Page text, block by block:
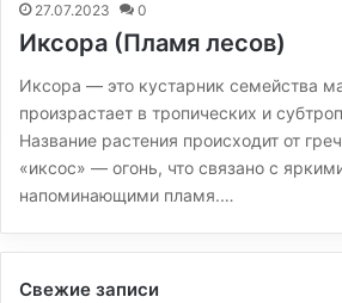
27.07.2023 0
Иксора (Пламя лесов)
Иксора — это кустарник семейства
произрастает в тропических и
Название растения происходит от
«иксос» — огонь, что связано с
напоминающими пламя.…
Свежие записи